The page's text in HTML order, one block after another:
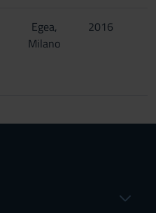
Egea,
Milano
2016